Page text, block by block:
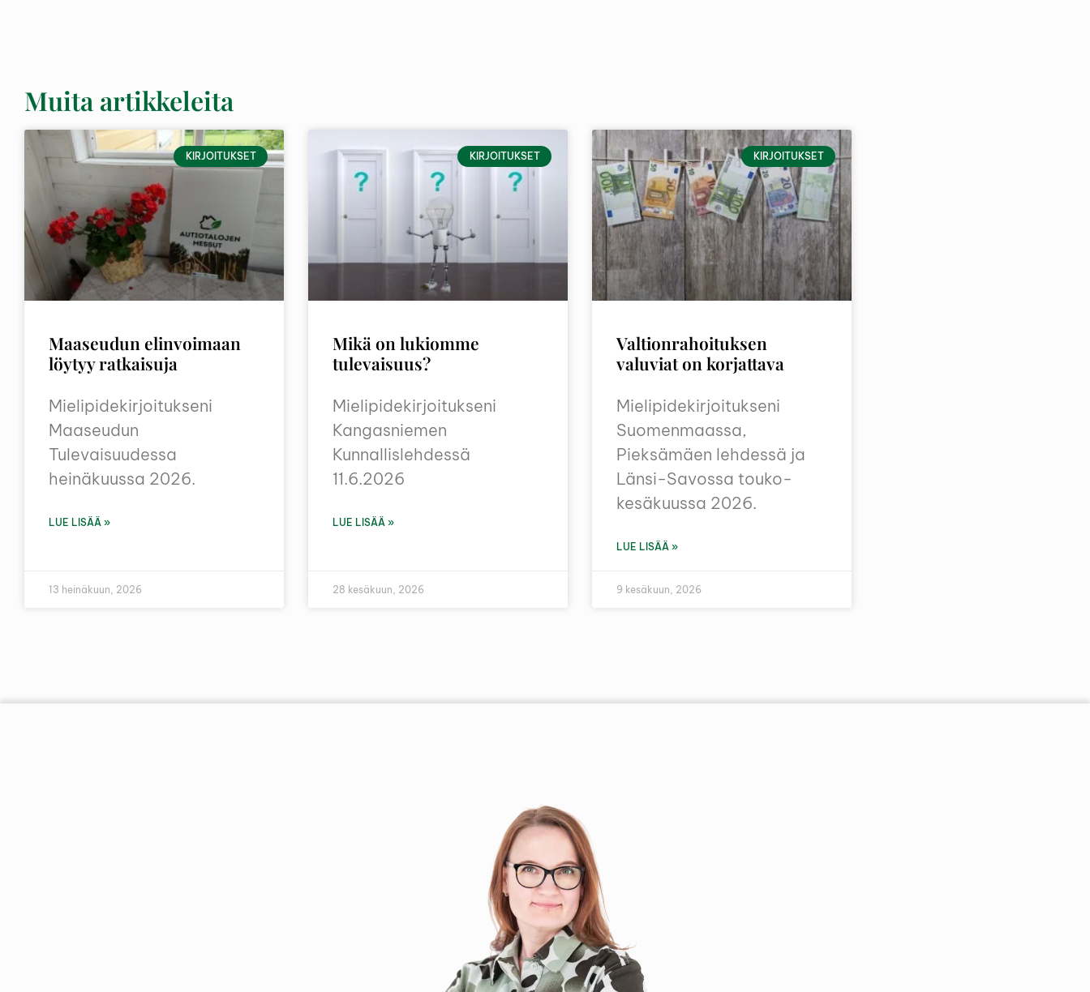
Muita artikkeleita
KIRJOITUKSET
Maaseudun elinvoimaan
löytyy ratkaisuja
Mielipidekirjoitukseni
Maaseudun
Tulevaisuudessa
heinäkuussa 2026.
LUE LISÄÄ »
13 heinäkuun, 2026
KIRJOITUKSET
Mikä on lukiomme
tulevaisuus?
Mielipidekirjoitukseni
Kangasniemen
Kunnallislehdessä
11.6.2026
LUE LISÄÄ »
28 kesäkuun, 2026
KIRJOITUKSET
Valtionrahoituksen
valuviat on korjattava
Mielipidekirjoitukseni
Suomenmaassa,
Pieksämäen lehdessä ja
Länsi-Savossa touko-
kesäkuussa 2026.
LUE LISÄÄ »
9 kesäkuun, 2026